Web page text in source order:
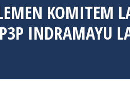
KOMITEM
INDRAMAYU